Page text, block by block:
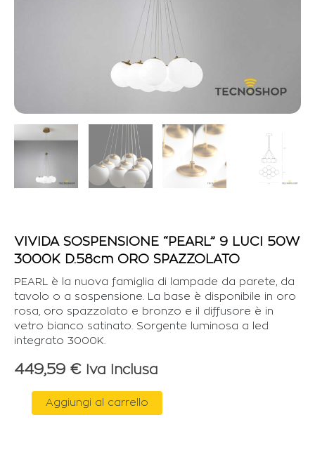
VIVIDA SOSPENSIONE “PEARL” 9 LUCI 50W
3000K D.58cm ORO SPAZZOLATO
PEARL è la nuova famiglia di lampade da parete, da
tavolo o a sospensione. La base è disponibile in oro
rosa, oro spazzolato e bronzo e il diffusore è in
vetro bianco satinato. Sorgente luminosa a led
integrato 3000K.
449,59 € Iva Inclusa
VIVIDA
SOSPENSIONE
Aggiungi al carrello